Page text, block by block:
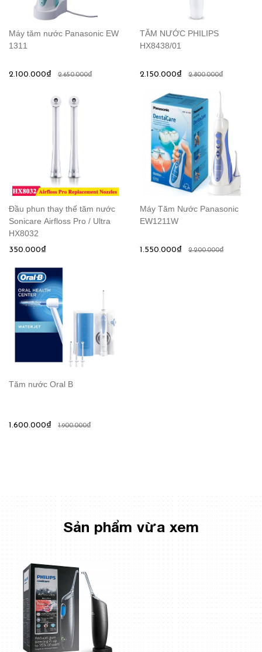
Máy tăm nước Panasonic EW
1311
2.100.000₫ 2.650.000₫
TĂM NƯỚC PHILIPS
HX8438/01
2.150.000₫ 2.800.000₫
Đầu phun thay thế tăm nước
Sonicare Airfloss Pro / Ultra
HX8032
350.000₫
Máy Tăm Nước Panasonic
EW1211W
1.550.000₫ 2.200.000₫
Tăm nước Oral B
1.600.000₫ 1.900.000₫
Sản phẩm vừa xem